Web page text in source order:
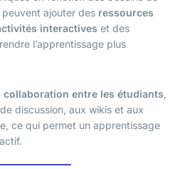
ajouter des ressources
interactives et des
l’apprentissage plus
collaboration entre les étudiants
discussion, aux wikis et aux
ce qui permet un apprentissage